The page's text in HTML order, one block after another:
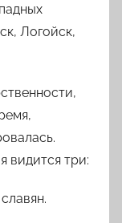
Логойск,
видится три: